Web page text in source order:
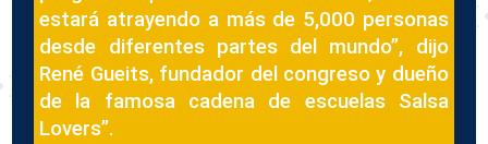
estará atrayendo a más de 5,000 personas
desde diferentes partes del mundo”, dijo
René Gueits, fundador del congreso y dueño
de la famosa cadena de escuelas Salsa
Lovers”.